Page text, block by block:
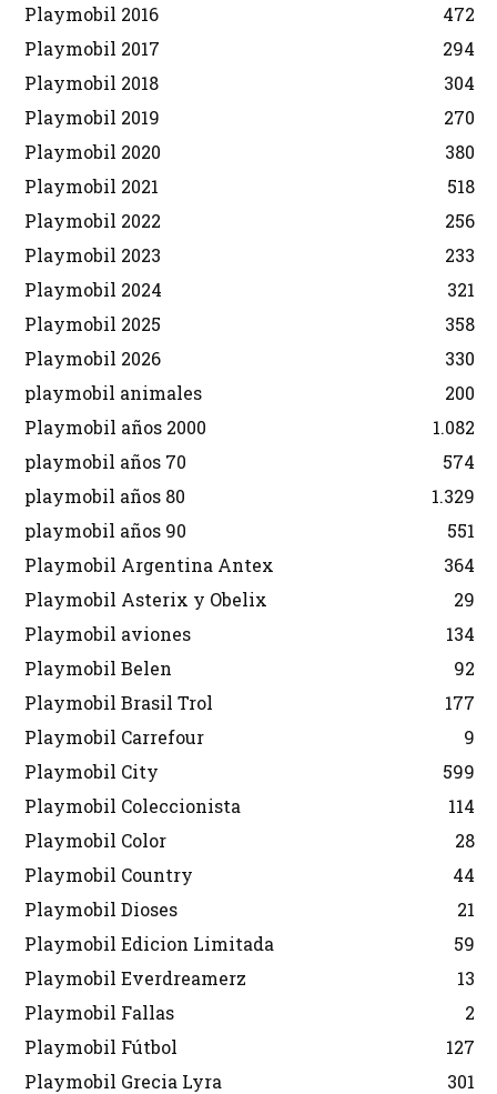
Playmobil 2016
472
Playmobil 2017
294
Playmobil 2018
304
Playmobil 2019
270
Playmobil 2020
380
Playmobil 2021
518
Playmobil 2022
256
Playmobil 2023
233
Playmobil 2024
321
Playmobil 2025
358
Playmobil 2026
330
playmobil animales
200
Playmobil años 2000
1.082
playmobil años 70
574
playmobil años 80
1.329
playmobil años 90
551
Playmobil Argentina Antex
364
Playmobil Asterix y Obelix
29
Playmobil aviones
134
Playmobil Belen
92
Playmobil Brasil Trol
177
Playmobil Carrefour
9
Playmobil City
599
Playmobil Coleccionista
114
Playmobil Color
28
Playmobil Country
44
Playmobil Dioses
21
Playmobil Edicion Limitada
59
Playmobil Everdreamerz
13
Playmobil Fallas
2
Playmobil Fútbol
127
Playmobil Grecia Lyra
301